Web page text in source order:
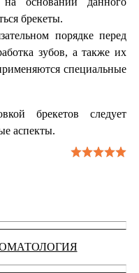
брекеты.
порядке перед
зубов, а также их
специальные
брекетов следует
аспекты.